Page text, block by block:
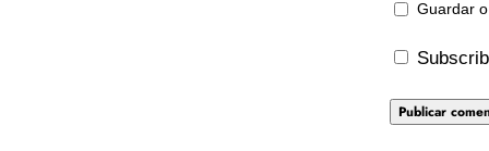
Guardar